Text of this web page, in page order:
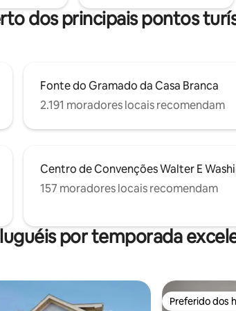
Washington DC, seja a lazer
mediante
dos principais pontos
Fonte do Gramado da Casa Branca
2.191 moradores locais recomendam
Centro de Convenções Walter E
157 moradores locais recomendam
por temporada
Preferido dos
Preferido dos